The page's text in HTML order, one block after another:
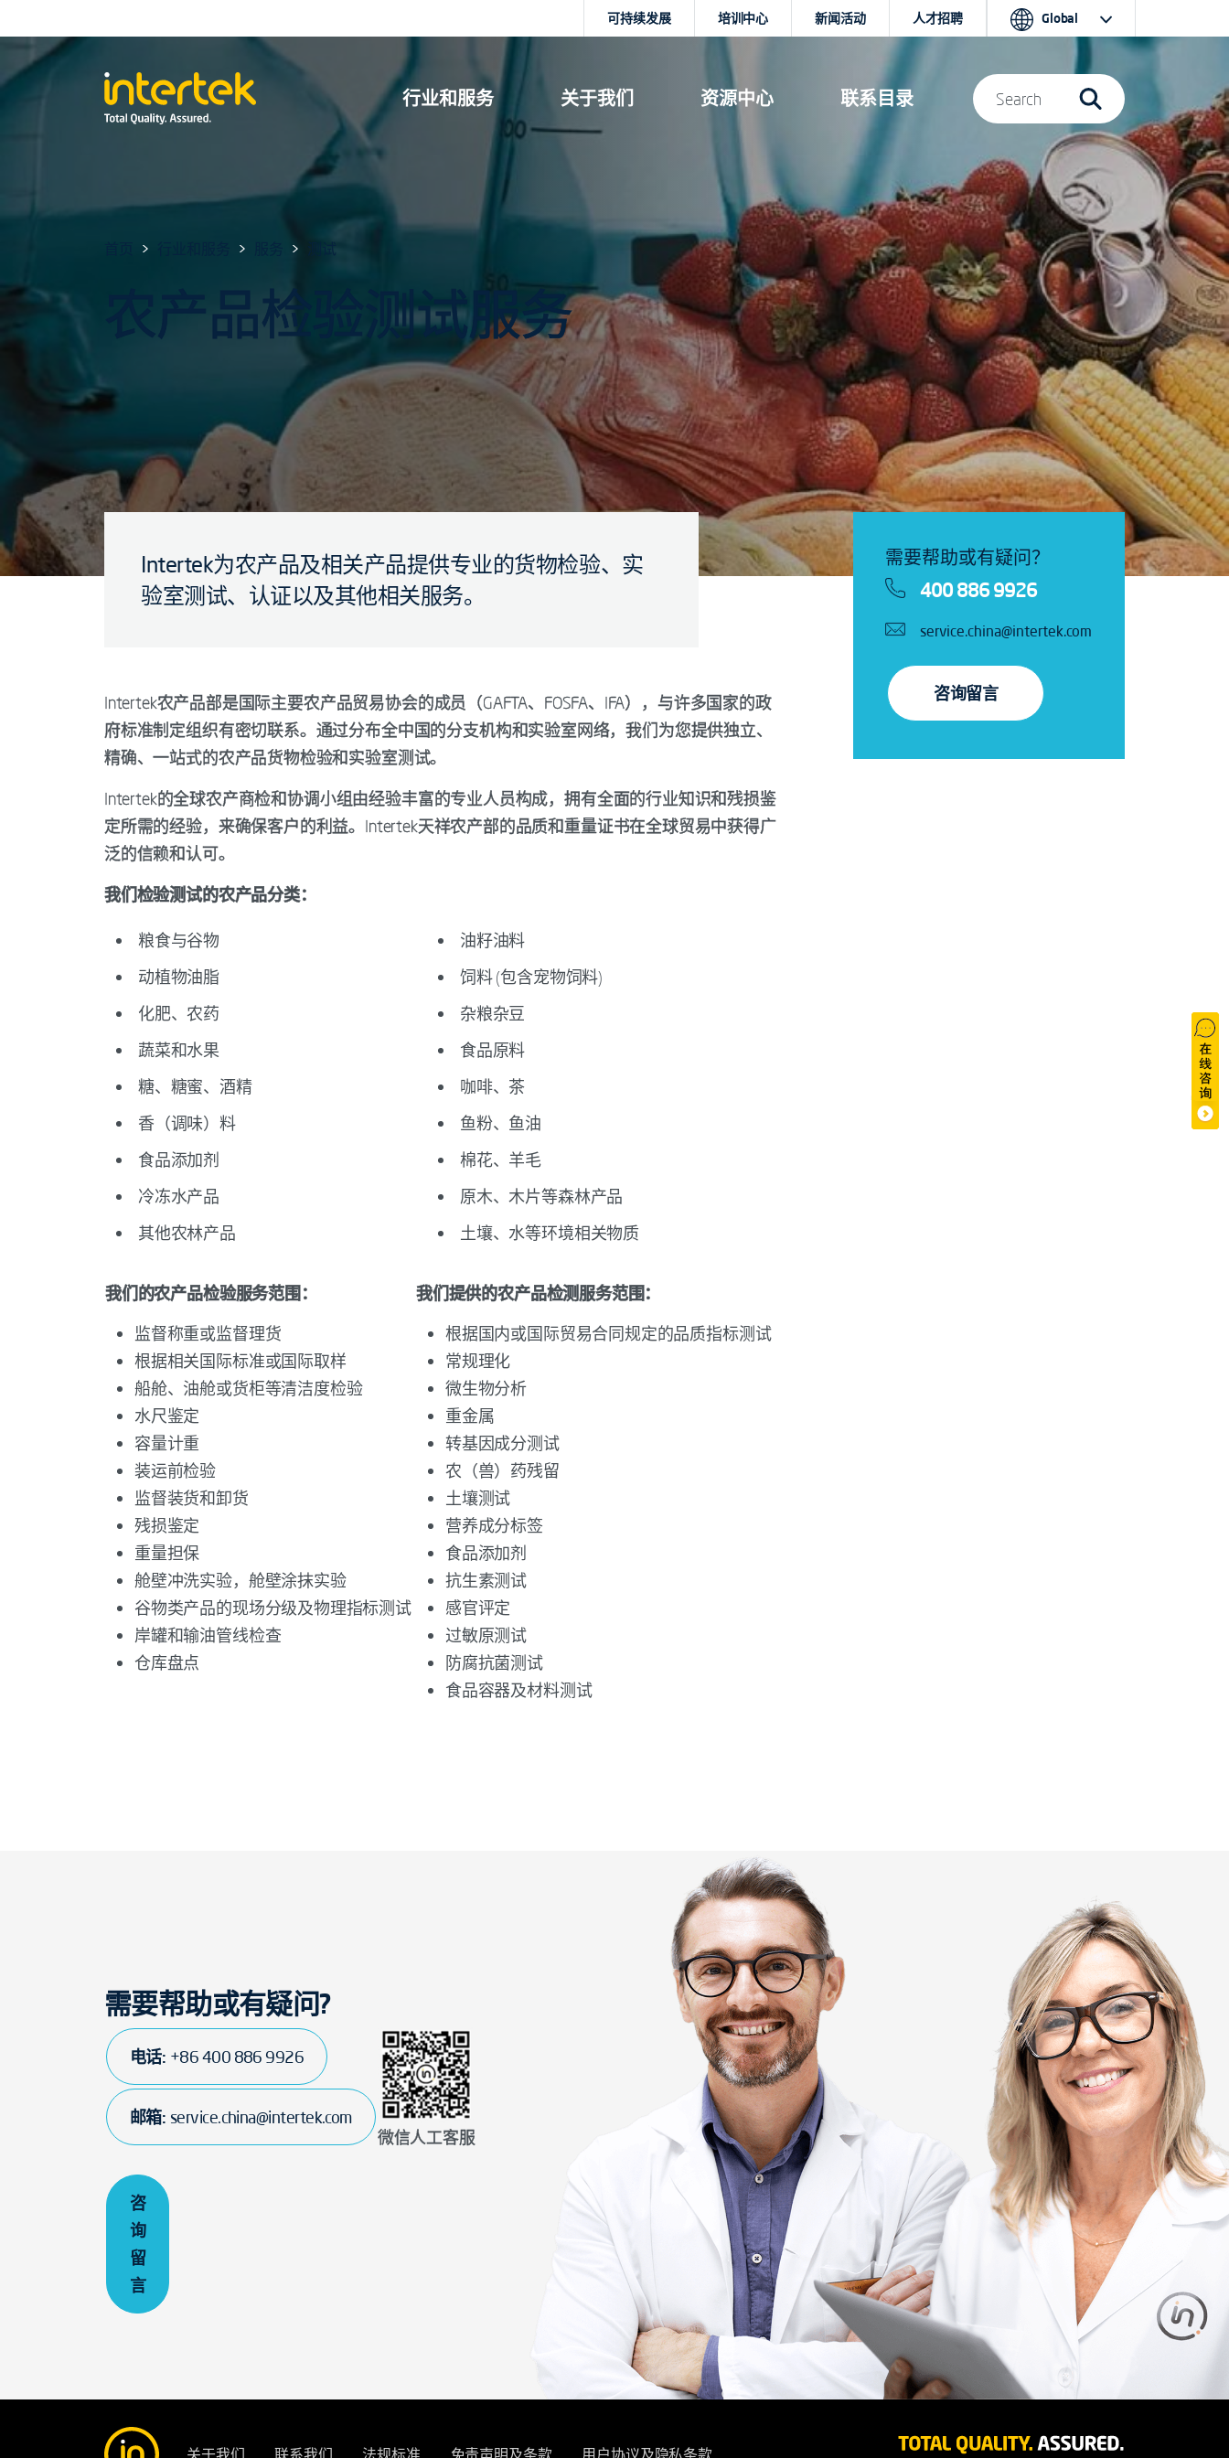
行业和服务 关于我们 资源中心 联系目录
可持续发展 培训中心 新闻活动 人才招聘 Global
Search
测试
农产品检验测试服务
Intertek为农产品及相关产品提供专业的货物检验、实
验室测试、认证以及其他相关服务。
Intertek农产品部是国际主要农产品贸易协会的成员（GAFTA、FOSFA、IFA），与许多国家的政
府标准制定组织有密切联系。通过分布全中国的分支机构和实验室网络，我们为您提供独立、
精确、一站式的农产品货物检验和实验室测试。
Intertek的全球农产商检和协调小组由经验丰富的专业人员构成，拥有全面的行业知识和残损鉴
定所需的经验，来确保客户的利益。Intertek天祥农产部的品质和重量证书在全球贸易中获得广
泛的信赖和认可。
我们检验测试的农产品分类：
粮食与谷物
油籽油料
动植物油脂
饲料 (包含宠物饲料)
化肥、农药
杂粮杂豆
蔬菜和水果
食品原料
糖、糖蜜、酒精
咖啡、茶
香（调味）料
鱼粉、鱼油
食品添加剂
棉花、羊毛
冷冻水产品
原木、木片等森林产品
其他农林产品
土壤、水等环境相关物质
我们的农产品检验服务范围：
监督称重或监督理货
根据相关国际标准或国际取样
船舱、油舱或货柜等清洁度检验
水尺鉴定
容量计重
装运前检验
监督装货和卸货
残损鉴定
重量担保
舱壁冲洗实验，舱壁涂抹实验
谷物类产品的现场分级及物理指标测试
岸罐和输油管线检查
仓库盘点
我们提供的农产品检测服务范围：
根据国内或国际贸易合同规定的品质指标测试
常规理化
微生物分析
重金属
转基因成分测试
农（兽）药残留
土壤测试
营养成分标签
食品添加剂
抗生素测试
感官评定
过敏原测试
防腐抗菌测试
食品容器及材料测试
需要帮助或有疑问？
400 886 9926
service.china@intertek.com
咨询留言
需要帮助或有疑问?
电话: +86 400 886 9926
邮箱: service.china@intertek.com
微信人工客服
咨
询
留
言
关于我们 联系我们 法规标准 免责声明及条款 用户协议及隐私条款